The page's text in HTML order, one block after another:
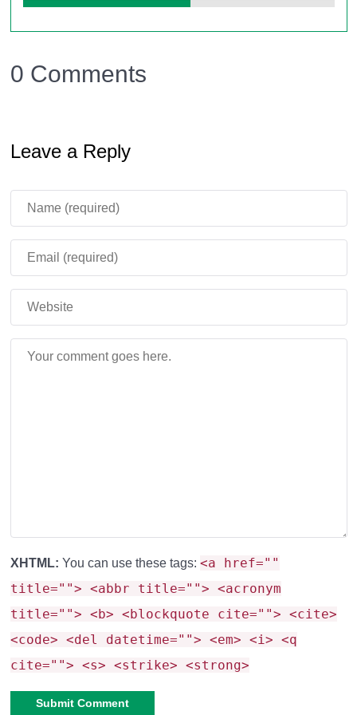
летать;
атаковать и нападать на главных героев.
Игроки должны обязательно активизировать режим
отображаться корректно в Майнкрафт ПЕ.
0 Comments
Leave a Reply
XHTML: You can use these tags: <a href=""
title=""> <abbr title=""> <acronym
title=""> <b> <blockquote cite=""> <cite>
<code> <del datetime=""> <em> <i> <q
cite=""> <s> <strike> <strong>